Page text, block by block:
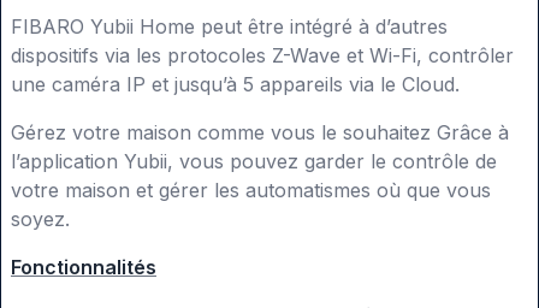
FIBARO Yubii Home peut être intégré à d’autres
dispositifs via les protocoles Z-Wave et Wi-Fi, contrôler
une caméra IP et jusqu’à 5 appareils via le Cloud.
Gérez votre maison comme vous le souhaitez Grâce à
l’application Yubii, vous pouvez garder le contrôle de
votre maison et gérer les automatismes où que vous
soyez.
Fonctionnalités